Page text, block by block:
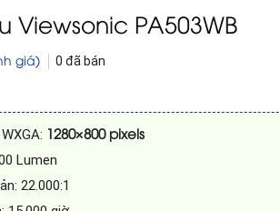
Viewsonic PA503WB
giá) 0 đã bán
1280×800 pixels
Lumen
22.000:1